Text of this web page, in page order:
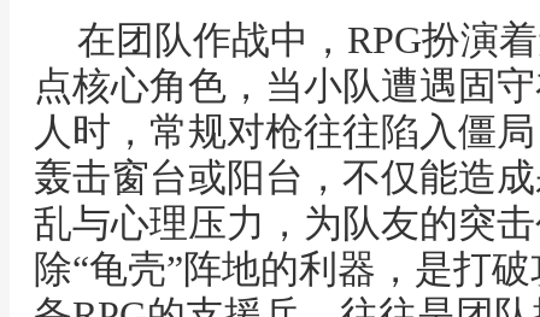
在团队作战中，RPG扮演
点核心角色，当小队遭遇固
人时，常规对枪往往陷入僵
轰击窗台或阳台，不仅能造
乱与心理压力，为队友的突
除“龟壳”阵地的利器，是打